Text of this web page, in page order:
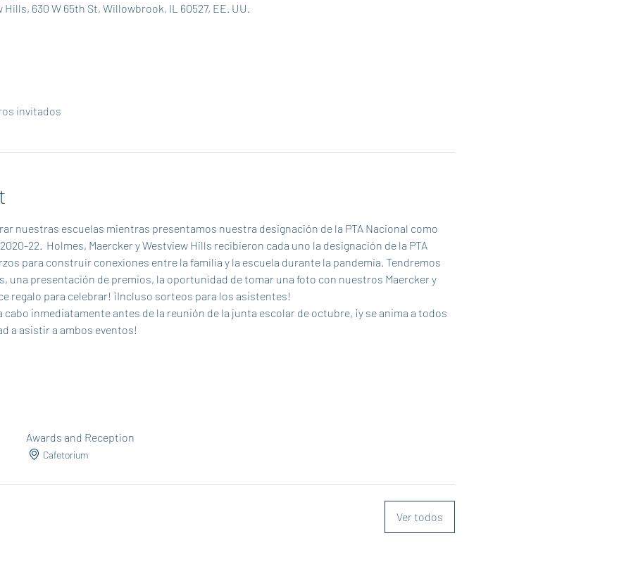
630 W 65th St, Willowbrook, IL 60527, EE. UU.
invitados
nuestras escuelas mientras presentamos nuestra designación de la PTA Nacional como
22.  Holmes, Maercker y Westview Hills recibieron cada uno la designación de la PTA
para construir conexiones entre la familia y la escuela durante la pandemia. Tendremos
una presentación de premios, la oportunidad de tomar una foto con nuestros Maercker y
regalo para celebrar! ¡Incluso sorteos para los asistentes!
a asistir a ambos eventos!
Awards and Reception
Cafetorium
Ver todos